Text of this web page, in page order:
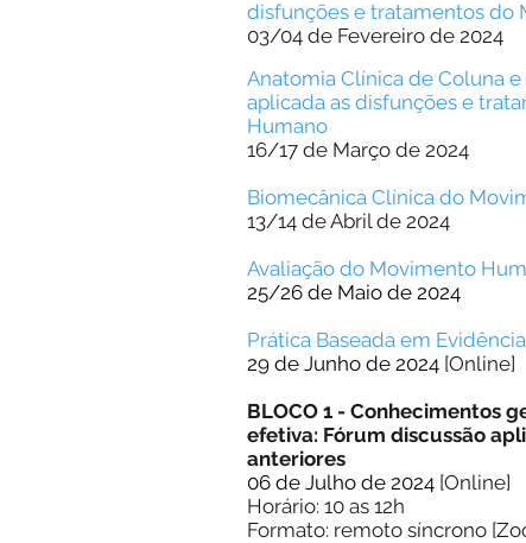
disfunções e tratamentos do
03/04 de Fevereiro de 2024
Anatomia Clínica de Coluna
aplicada as disfunções e
Humano
16/17 de Março de 2024
Biomecânica Clínica do
13/14 de Abril de 2024
Avaliação do Movimento
25/26 de Maio de 2024
Prática Baseada em Evidência
29 de Junho de 2024 [Online]
BLOCO 1 - Conhecimentos
efetiva: Fórum discussão
anteriores
06 de Julho de 2024 [Online]
Horário: 10 as 12h
Formato: remoto síncrono